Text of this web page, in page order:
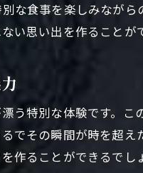
な食事を楽しみなが
い思い出を作ることが
う特別な体験です。
でその瞬間が時を超
作ることができるで